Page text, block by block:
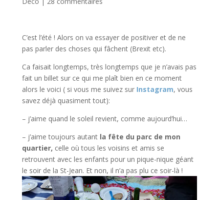
C’est l’été ! Alors on va essayer de positiver et de ne
pas parler des choses qui fâchent (Brexit etc).
Ca faisait longtemps, très longtemps que je n’avais pas
fait un billet sur ce qui me plaît bien en ce moment
alors le voici ( si vous me suivez sur Instagram, vous
savez déjà quasiment tout):
– j’aime quand le soleil revient, comme aujourd’hui…
– j’aime toujours autant la fête du parc de mon
quartier, celle où tous les voisins et amis se
retrouvent avec les enfants pour un pique-nique géant
le soir de la St-Jean. Et non, il n’a pas plu ce soir-là !